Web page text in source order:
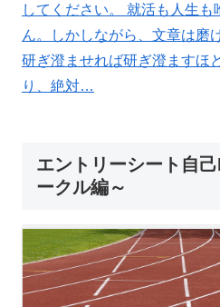
してください。 就活も人生
ん。しかしながら、文章は磨
研ぎ澄ませれば研ぎ澄ますほ
り、絶対…
エントリーシート自
ークル編～